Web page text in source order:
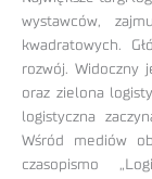
wystawców,
kwadratowych.
rozwój. Widoczny
oraz zielona
logistyczna
Wśród mediów
czasopismo